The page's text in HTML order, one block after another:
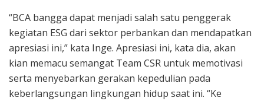
“BCA bangga dapat menjadi salah satu penggerak
kegiatan ESG dari sektor perbankan dan mendapatkan
apresiasi ini,” kata Inge. Apresiasi ini, kata dia, akan
kian memacu semangat Team CSR untuk memotivasi
serta menyebarkan gerakan kepedulian pada
keberlangsungan lingkungan hidup saat ini. “Ke